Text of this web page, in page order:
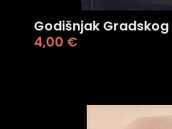
Godišnjak
4,00 €